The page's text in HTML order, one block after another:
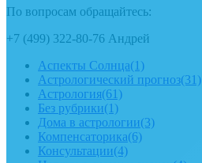
По вопросам обращайтесь:
+7 (499) 322-80-76 Андрей
Аспекты Солнца(1)
Астрологический прогноз(31)
Астрология(61)
Без рубрики(1)
Дома в астрологии(3)
Компенсаторика(6)
Консультации(4)